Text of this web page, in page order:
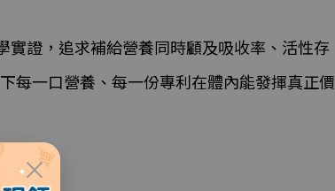
實證，追求補給營養同時顧及吸收率、活性存
每一口營養、每一份專利在體內能發揮真正價
卡：
×